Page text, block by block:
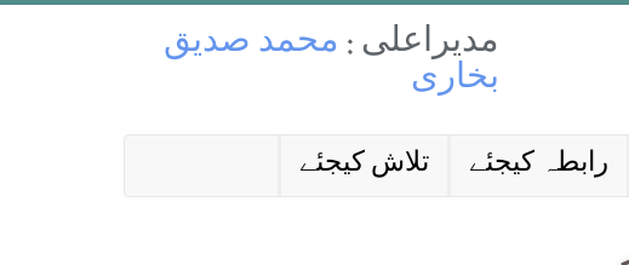
مدیراعلی : محمد صدیق
بخاری
تلاش کیجئے رابطہ کیجئے